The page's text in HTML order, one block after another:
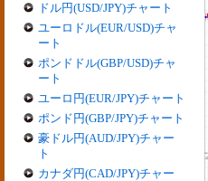
ドル円(USD/JPY)チャート
ユーロドル(EUR/USD)チャ
ート
ポンドドル(GBP/USD)チャ
ート
ユーロ円(EUR/JPY)チャート
ポンド円(GBP/JPY)チャート
豪ドル円(AUD/JPY)チャー
ト
カナダ円(CAD/JPY)チャー